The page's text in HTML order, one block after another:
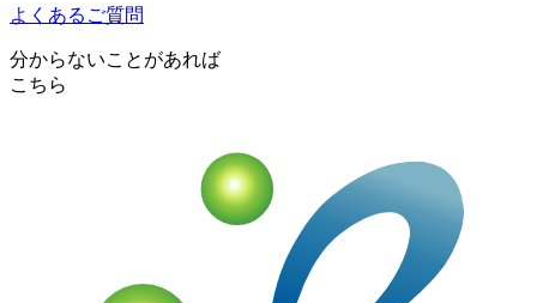
よくあるご質問
分からないことがあれば
こちら